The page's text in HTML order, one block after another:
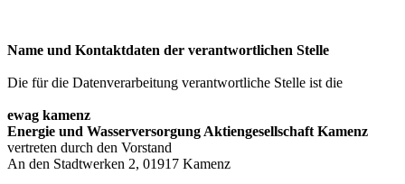
Name und Kontaktdaten der verantwortlichen Stelle
Die für die Datenverarbeitung verantwortliche Stelle ist die
ewag kamenz
Energie und Wasserversorgung Aktiengesellschaft Kamenz
vertreten durch den Vorstand
An den Stadtwerken 2, 01917 Kamenz